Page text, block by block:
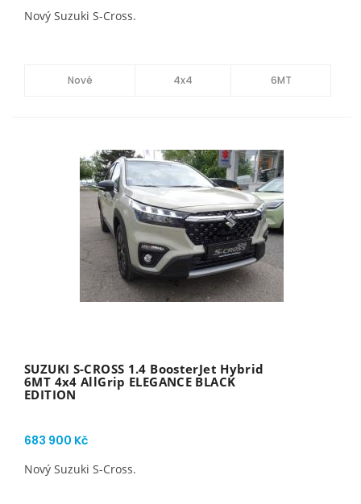
Nový Suzuki S-Cross.
Nové 4x4 6MT
SUZUKI S-CROSS 1.4 BoosterJet Hybrid
6MT 4x4 AllGrip ELEGANCE BLACK
EDITION
683 900 Kč
Nový Suzuki S-Cross.